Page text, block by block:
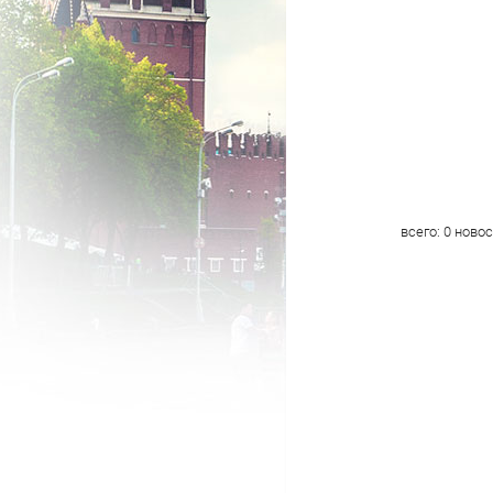
всего: 0